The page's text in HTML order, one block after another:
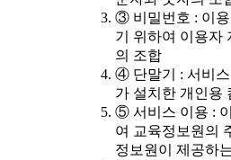
③ 비밀번호 : 이
기 위하여 이용자
의 조합
④ 단말기 : 서비
가 설치한 개인용
⑤ 서비스 이용 :
여 교육정보원의
정보원이 제공하